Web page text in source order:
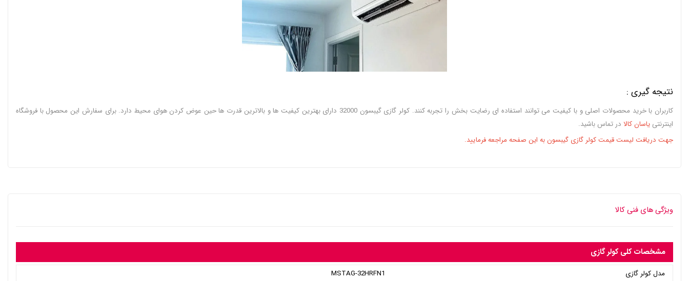
نتیجه گیری :
کاربران با خرید محصولات اصلی و با کیفیت می توانند استفاده ای رضایت بخش را تجربه کنند. کولر گازی گیبسون 32000 دارای بهترین کیفیت ها و بالاترین قدرت ها حین عوض کردن هوای محیط دارد. برای سفارش این محصول با فروشگاه
اینترنتی یاسان کالا در تماس باشید.
جهت دریافت لیست قیمت کولر گازی گیبسون به این صفحه مراجعه فرمایید.
ویژگی های فنی کالا
مشخصات کلی کولر گازی
مدل کولر گازی MSTAG-32HRFN1